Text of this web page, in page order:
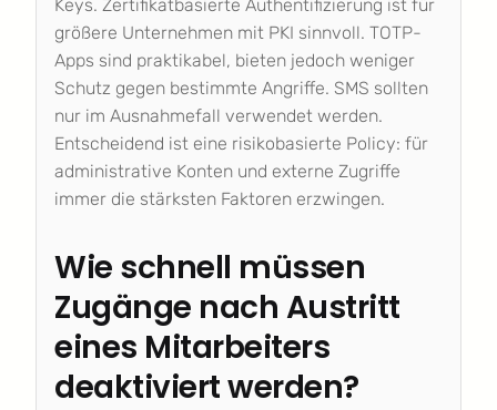
Keys. Zertifikatbasierte Authentifizierung ist für
größere Unternehmen mit PKI sinnvoll. TOTP-
Apps sind praktikabel, bieten jedoch weniger
Schutz gegen bestimmte Angriffe. SMS sollten
nur im Ausnahmefall verwendet werden.
Entscheidend ist eine risikobasierte Policy: für
administrative Konten und externe Zugriffe
immer die stärksten Faktoren erzwingen.
Wie schnell müssen
Zugänge nach Austritt
eines Mitarbeiters
deaktiviert werden?